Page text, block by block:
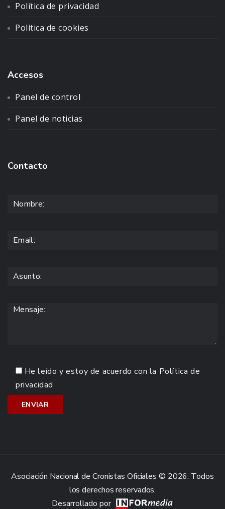
Política de privacidad
Política de cookies
Accesos
Panel de control
Panel de noticias
Contacto
He leído y estoy de acuerdo con la Política de
privacidad
Asociación Nacional de Cronistas Oficiales © 2026. Todos
los derechos reservados.
Desarrollado por